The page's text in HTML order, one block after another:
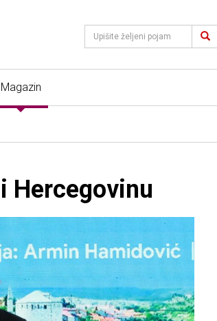
Magazin
Hercegovinu